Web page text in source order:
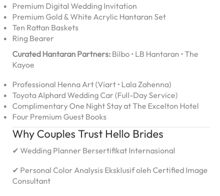
Premium Digital Wedding Invitation
Premium Gold & White Acrylic Hantaran Set
Ten Rattan Baskets
Ring Bearer
Curated Hantaran Partners: Bilbo • LB Hantaran • The
Kayoe
Professional Henna Art (Viart • Lala Zahenna)
Toyota Alphard Wedding Car (Full-Day Service)
Complimentary One Night Stay at The Excelton Hotel
Four Premium Guest Books
Why Couples Trust Hello Brides
✔ Wedding Planner Bersertifikat Internasional
✔ Personal Color Analysis Eksklusif oleh Certified Image
Consultant